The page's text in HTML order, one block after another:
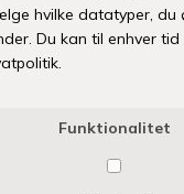
14 dages fuld returret